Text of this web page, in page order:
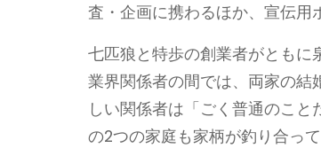
査・企画に携わるほか、宣伝用
七匹狼と特歩の創業者がとも
業界関係者の間では、両家の
しい関係者は「ごく普通のこ
の2つの家庭も家柄が釣り合っ